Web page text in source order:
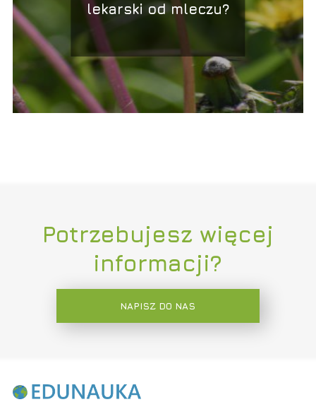
lekarski od mleczu?
Potrzebujesz więcej
informacji?
NAPISZ DO NAS